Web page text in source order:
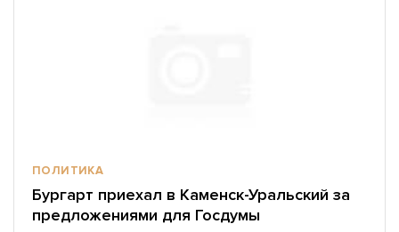
ПОЛИТИКА
Бургарт приехал в Каменск-Уральский за
предложениями для Госдумы